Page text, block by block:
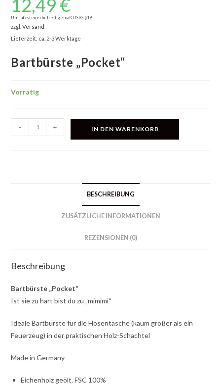
12,49 €
Umsatzsteuerbefreit gemäß UStG §19
zzgl.Versand
Lieferzeit: ca. 2-3 Werktage
Bartbürste „Pocket“
Vorrätig
Bartbürste
"Pocket"
- + IN DEN WARENKORB
BESCHREIBUNG
ZUSÄTZLICHE INFORMATIONEN
REZENSIONEN (0)
Beschreibung
Bartbürste „Pocket“
Ist sie zu hart bist du zu „mimimi“
Ideale Bartbürste für die Hosentasche (kaum größer als ein
Feuerzeug) in der praktischen Holz-Schachtel
Made in Germany
Eichenholz geölt, FSC 100%